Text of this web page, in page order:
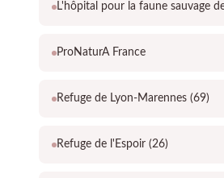
L'hôpital pour la faune sauvage
ProNaturA France
Refuge de Lyon-Marennes (69)
Refuge de l'Espoir (26)